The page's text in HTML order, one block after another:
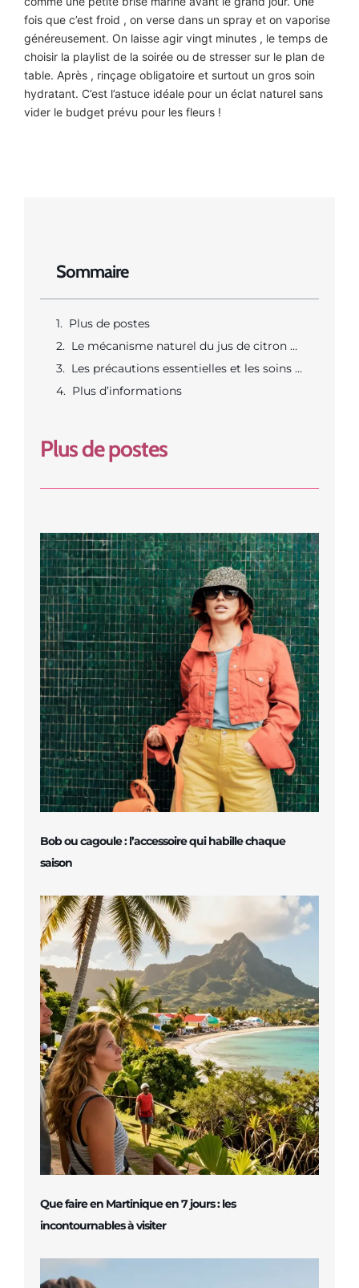
Sommaire
Plus de postes
Le mécanisme naturel du jus de citron pour obtenir des reflets ensoleillés sans chimie
Les précautions essentielles et les soins post application pour préserver la santé du cheveu
Plus d’informations
Plus de postes
Bob ou cagoule : l’accessoire qui habille chaque
saison
Que faire en Martinique en 7 jours : les
incontournables à visiter
fois que c’est froid , on verse dans un spray et on vaporise
généreusement. On laisse agir vingt minutes , le temps de
choisir la playlist de la soirée ou de stresser sur le plan de
table. Après , rinçage obligatoire et surtout un gros soin
hydratant. C’est l’astuce idéale pour un éclat naturel sans
vider le budget prévu pour les fleurs !